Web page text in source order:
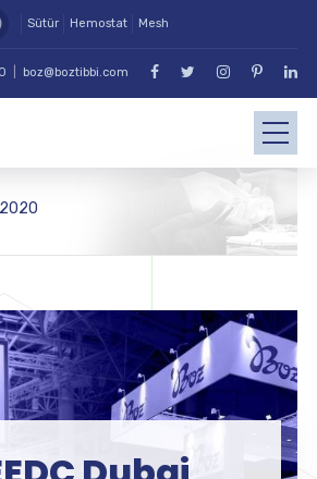
Sütür Hemostat Mesh
boz@boztibbi.com
2020